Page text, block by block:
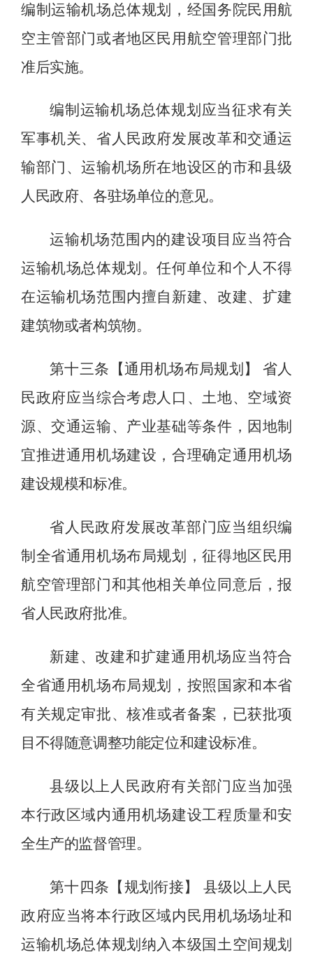
编制运输机场总体规划，经国务院民用航
空主管部门或者地区民用航空管理部门批
准后实施。
编制运输机场总体规划应当征求有关
军事机关、省人民政府发展改革和交通运
输部门、运输机场所在地设区的市和县级
人民政府、各驻场单位的意见。
运输机场范围内的建设项目应当符合
运输机场总体规划。任何单位和个人不得
在运输机场范围内擅自新建、改建、扩建
建筑物或者构筑物。
第十三条【通用机场布局规划】
省人
民政府应当综合考虑人口、土地、空域资
源、交通运输、产业基础等条件，因地制
宜推进通用机场建设，合理确定通用机场
建设规模和标准。
省人民政府发展改革部门应当组织编
制全省通用机场布局规划，征得地区民用
航空管理部门和其他相关单位同意后，报
省人民政府批准。
新建、改建和扩建通用机场应当符合
全省通用机场布局规划，按照国家和本省
有关规定审批、核准或者备案，已获批项
目不得随意调整功能定位和建设标准。
县级以上人民政府有关部门应当加强
本行政区域内通用机场建设工程质量和安
全生产的监督管理。
第十四条【规划衔接】
县级以上人民
政府应当将本行政区域内民用机场场址和
运输机场总体规划纳入本级国土空间规划